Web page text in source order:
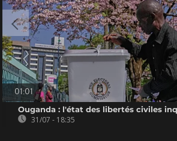
01:01
Ouganda : l'état des libertés civiles
31/07 - 18:35